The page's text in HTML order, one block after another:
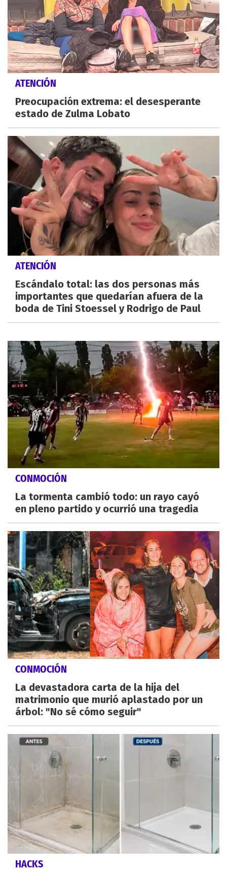
ATENCIÓN
Preocupación extrema: el desesperante
estado de Zulma Lobato
ATENCIÓN
Escándalo total: las dos personas más
importantes que quedarían afuera de la
boda de Tini Stoessel y Rodrigo de Paul
CONMOCIÓN
La tormenta cambió todo: un rayo cayó
en pleno partido y ocurrió una tragedia
CONMOCIÓN
La devastadora carta de la hija del
matrimonio que murió aplastado por un
árbol: "No sé cómo seguir"
HACKS